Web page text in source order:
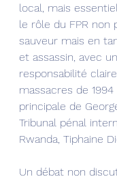
local, mais
le rôle du FPR non
sauveur mais en
et assassin, avec
responsabilité
massacres de 1994
principale de
Tribunal pénal
Rwanda, Tiphaine
Un débat non